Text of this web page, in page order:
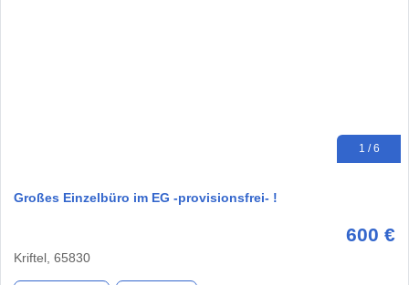
1 / 6
Großes Einzelbüro im EG -provisionsfrei- !
600 €
Kriftel, 65830